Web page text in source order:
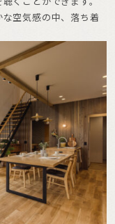
空気感の中、落ち着